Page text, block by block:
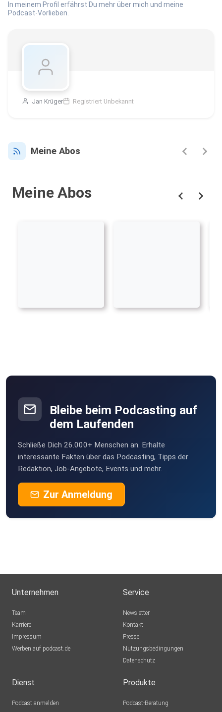
In meinem Profil erfährst Du mehr über mich und meine
Podcast-Vorlieben.
Jan Krüger Registriert Unbekannt
Meine Abos
Meine Abos
Bleibe beim Podcasting auf
dem Laufenden
Schließe Dich 26.000+ Menschen an. Erhalte
interessante Fakten über das Podcasting, Tipps der
Redaktion, Job-Angebote, Events und mehr.
Zur Anmeldung
Unternehmen
Team
Karriere
Impressum
Werben auf podcast.de
Service
Newsletter
Kontakt
Presse
Nutzungsbedingungen
Datenschutz
Dienst
Podcast anmelden
Produkte
Podcast-Beratung